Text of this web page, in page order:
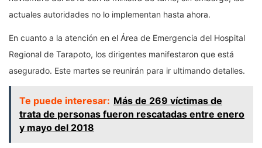
actuales autoridades no lo implementan hasta ahora.
En cuanto a la atención en el Área de Emergencia del Hospital
Regional de Tarapoto, los dirigentes manifestaron que está
asegurado. Este martes se reunirán para ir ultimando detalles.
Te puede interesar: Más de 269 víctimas de
trata de personas fueron rescatadas entre enero
y mayo del 2018